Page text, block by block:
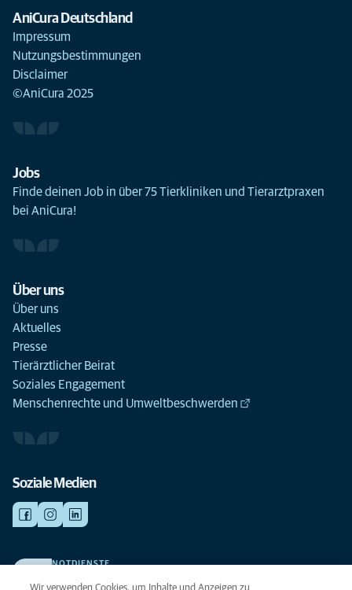
AniCura Deutschland
Impressum
Nutzungsbestimmungen
Disclaimer
©AniCura 2025
Jobs
Finde deinen Job in über 75 Tierkliniken und Tierarztpraxen
bei AniCura!
Über uns
Über uns
Aktuelles
Presse
Tierärztlicher Beirat
Soziales Engagement
Menschenrechte und Umweltbeschwerden
Soziale Medien
NOTDIENSTE